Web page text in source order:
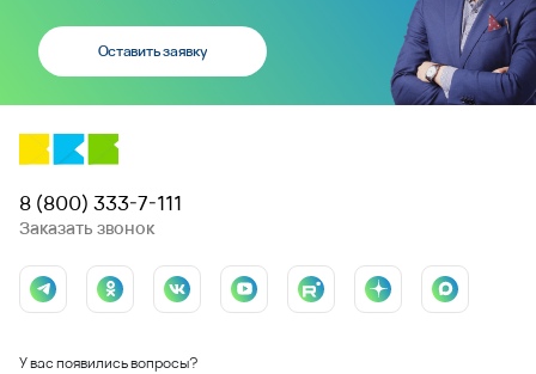
Оставить заявку
8 (800) 333-7-111
Заказать звонок
У вас появились вопросы?